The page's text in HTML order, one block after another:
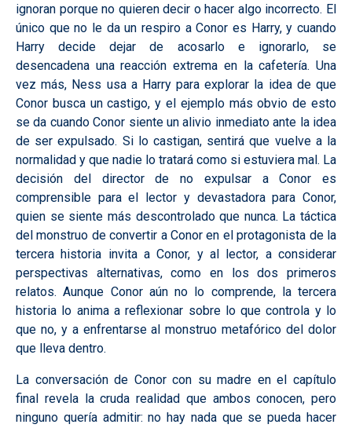
ignoran porque no quieren decir o hacer algo incorrecto. El
único que no le da un respiro a Conor es Harry, y cuando
Harry decide dejar de acosarlo e ignorarlo, se
desencadena una reacción extrema en la cafetería. Una
vez más, Ness usa a Harry para explorar la idea de que
Conor busca un castigo, y el ejemplo más obvio de esto
se da cuando Conor siente un alivio inmediato ante la idea
de ser expulsado. Si lo castigan, sentirá que vuelve a la
normalidad y que nadie lo tratará como si estuviera mal. La
decisión del director de no expulsar a Conor es
comprensible para el lector y devastadora para Conor,
quien se siente más descontrolado que nunca. La táctica
del monstruo de convertir a Conor en el protagonista de la
tercera historia invita a Conor, y al lector, a considerar
perspectivas alternativas, como en los dos primeros
relatos. Aunque Conor aún no lo comprende, la tercera
historia lo anima a reflexionar sobre lo que controla y lo
que no, y a enfrentarse al monstruo metafórico del dolor
que lleva dentro.
La conversación de Conor con su madre en el capítulo
final revela la cruda realidad que ambos conocen, pero
ninguno quería admitir: no hay nada que se pueda hacer